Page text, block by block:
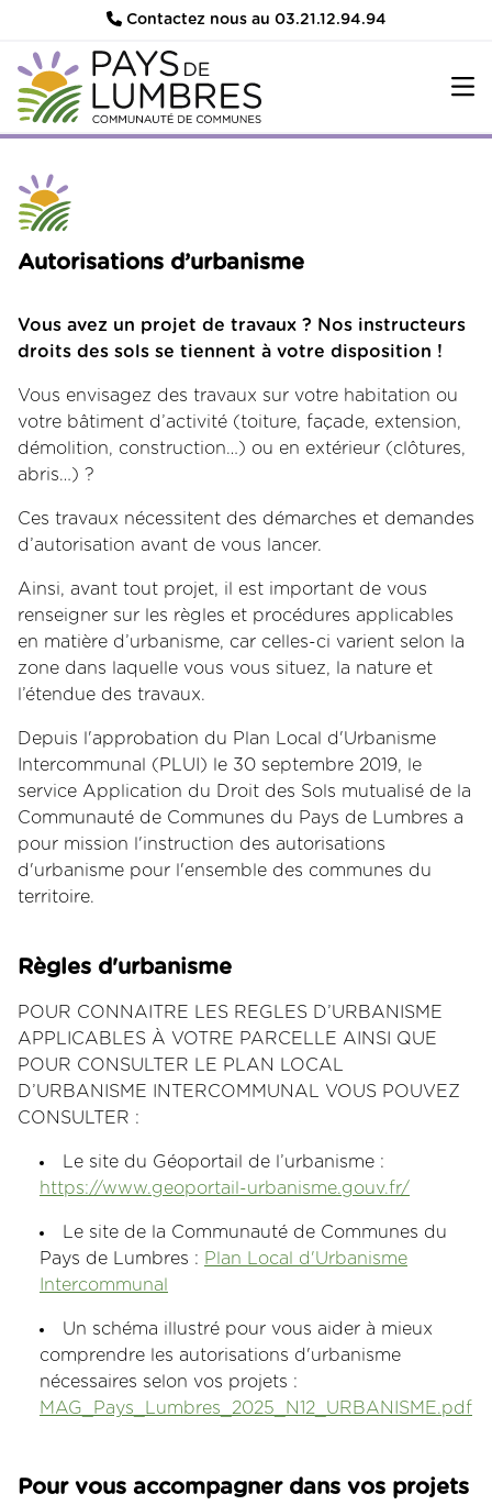
Contactez nous au 03.21.12.94.94
Autorisations d’urbanisme
Vous avez un projet de travaux ? Nos instructeurs
droits des sols se tiennent à votre disposition !
Vous envisagez des travaux sur votre habitation ou
votre bâtiment d’activité (toiture, façade, extension,
démolition, construction…) ou en extérieur (clôtures,
abris…) ?
Ces travaux nécessitent des démarches et demandes
d’autorisation avant de vous lancer.
Ainsi, avant tout projet, il est important de vous
renseigner sur les règles et procédures applicables
en matière d’urbanisme, car celles-ci varient selon la
zone dans laquelle vous vous situez, la nature et
l’étendue des travaux.
Depuis l'approbation du Plan Local d'Urbanisme
Intercommunal (PLUI) le 30 septembre 2019, le
service Application du Droit des Sols mutualisé de la
Communauté de Communes du Pays de Lumbres a
pour mission l'instruction des autorisations
d'urbanisme pour l'ensemble des communes du
territoire.
Règles d'urbanisme
POUR CONNAITRE LES REGLES D’URBANISME
APPLICABLES À VOTRE PARCELLE AINSI QUE
POUR CONSULTER LE PLAN LOCAL
D’URBANISME INTERCOMMUNAL VOUS POUVEZ
CONSULTER :
Le site du Géoportail de l’urbanisme :
https://www.geoportail-urbanisme.gouv.fr/
Le site de la Communauté de Communes du
Pays de Lumbres : Plan Local d'Urbanisme
Intercommunal
Un schéma illustré pour vous aider à mieux
comprendre les autorisations d'urbanisme
nécessaires selon vos projets :
MAG_Pays_Lumbres_2025_N12_URBANISME.pdf
Pour vous accompagner dans vos projets